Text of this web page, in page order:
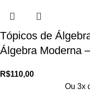
Tópicos de
Álgebra Moderna
R$110,00
Ou 3x